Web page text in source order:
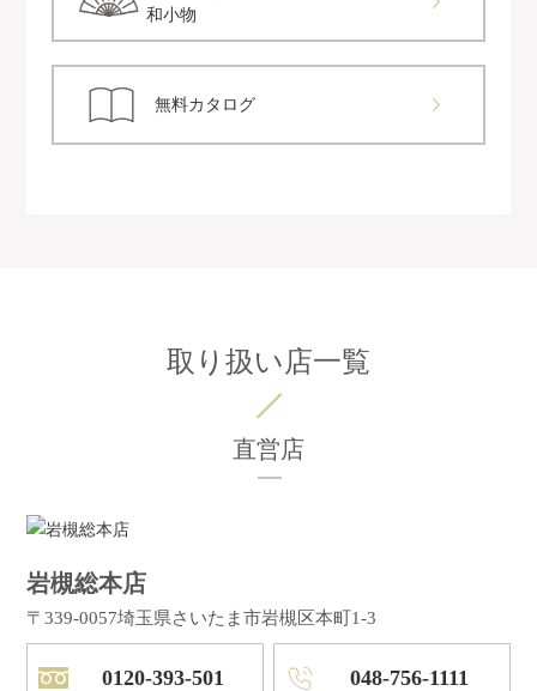
和小物
無料カタログ
取り扱い店一覧
直営店
岩槻総本店
〒339-0057埼玉県さいたま市岩槻区本町1-3
0120-393-501 048-756-1111